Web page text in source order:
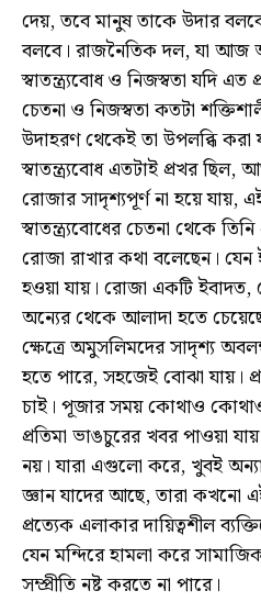
দেয়, তবে মানুষ তাকে উদার
বলবে। রাজনৈতিক দল, যা আজ
স্বাতন্ত্র্যবোধ ও নিজস্বতা যদি
চেতনা ও নিজস্বতা কতটা
উদাহরণ থেকেই তা উপলব্ধি
স্বাতন্ত্র্যবোধ এতটাই প্রখর
রোজার সাদৃশ্যপূর্ণ না হয়ে যায়,
স্বাতন্ত্র্যবোধের চেতনা থেকে
রোজা রাখার কথা বলেছেন।
হওয়া যায়। রোজা একটি ইবাদত,
অন্যের থেকে আলাদা হতে
ক্ষেত্রে অমুসলিমদের সাদৃশ্য
হতে পারে, সহজেই বোঝা যায়।
চাই। পূজার সময় কোথাও
প্রতিমা ভাঙচুরের খবর পাওয়া
নয়। যারা এগুলো করে, খুবই
জ্ঞান যাদের আছে, তারা কখনো
প্রত্যেক এলাকার দায়িত্বশীল
যেন মন্দিরে হামলা করে
সম্প্রীতি নষ্ট করতে না পারে।